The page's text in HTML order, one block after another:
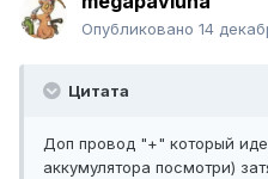
Опубликовано 14
Цитата
Доп провод "+" который
аккумулятора посмотри)